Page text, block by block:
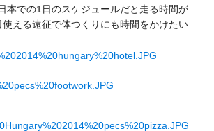
本での1日のスケジュールだと走る時間が
える遠征で体つくりにも時間をかけたい